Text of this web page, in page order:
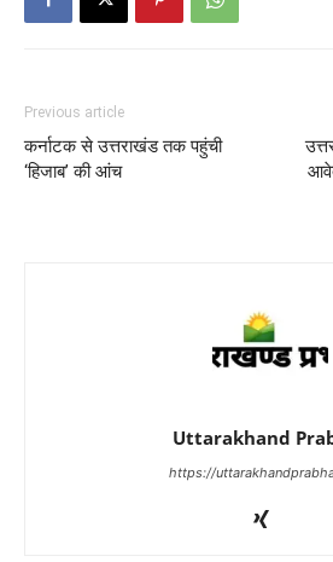
Previous article
कर्नाटक से उत्तराखंड तक पहुंची
‘हिजाब’ की आंच
Uttarakhand
https://